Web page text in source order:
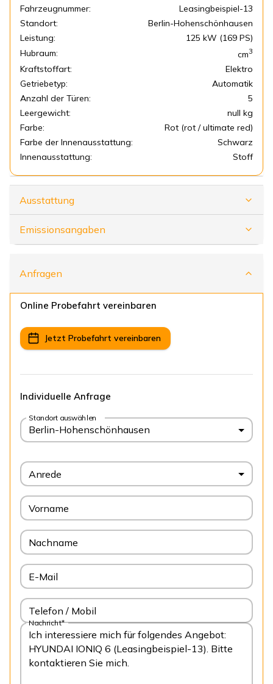
Fahrzeugnummer:
Leasingbeispiel-13
Standort:
Berlin-Hohenschönhausen
Leistung:
125 kW (169 PS)
Hubraum:
cm3
Kraftstoffart:
Elektro
Getriebetyp:
Automatik
Anzahl der Türen:
5
Leergewicht:
null kg
Farbe:
Rot (rot / ultimate red)
Farbe der Innenausstattung:
Schwarz
Innenausstattung:
Stoff
Ausstattung
Emissionsangaben
Anfragen
Online Probefahrt vereinbaren
Jetzt Probefahrt vereinbaren
Individuelle Anfrage
Standort auswählen
Berlin-Hohenschönhausen
Anrede
Vorname
Nachname
E-Mail
Telefon / Mobil
Nachricht*